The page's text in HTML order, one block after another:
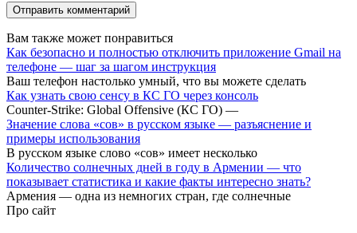
Вам также может понравиться
Как безопасно и полностью отключить приложение Gmail на
телефоне — шаг за шагом инструкция
Ваш телефон настолько умный, что вы можете сделать
Как узнать свою сенсу в КС ГО через консоль
Counter-Strike: Global Offensive (КС ГО) —
Значение слова «сов» в русском языке — разъяснение и
примеры использования
В русском языке слово «сов» имеет несколько
Количество солнечных дней в году в Армении — что
показывает статистика и какие факты интересно знать?
Армения — одна из немногих стран, где солнечные
Про сайт